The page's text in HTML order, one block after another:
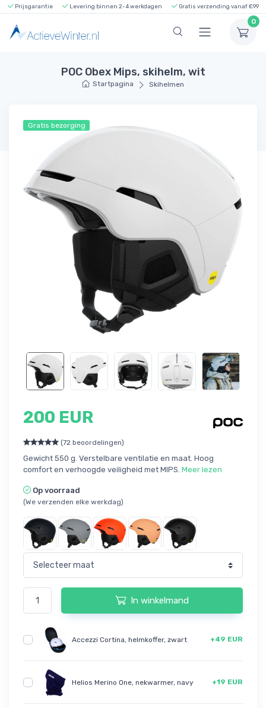
Prijsgarantie Levering binnen 2-4 werkdagen Gratis verzending vanaf €99
0
POC Obex Mips, skihelm, wit
Startpagina Skihelmen
Gratis bezorging
200 EUR
(72 beoordelingen)
Gewicht 550 g. Verstelbare ventilatie en maat. Hoog
comfort en verhoogde veiligheid met MIPS. Meer lezen
Op voorraad
(We verzenden elke werkdag)
In winkelmand
Accezzi Cortina, helmkoffer, zwart +49 EUR
Helios Merino One, nekwarmer, navy +19 EUR